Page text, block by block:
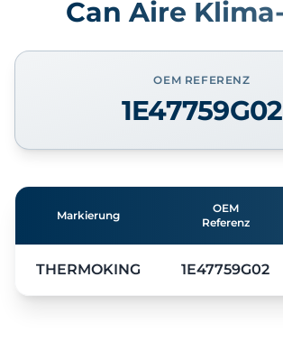
Can Aire
OEM REFERENZ
1E47759G02
Markierung
OEM
Referenz
THERMOKING 1E47759G02